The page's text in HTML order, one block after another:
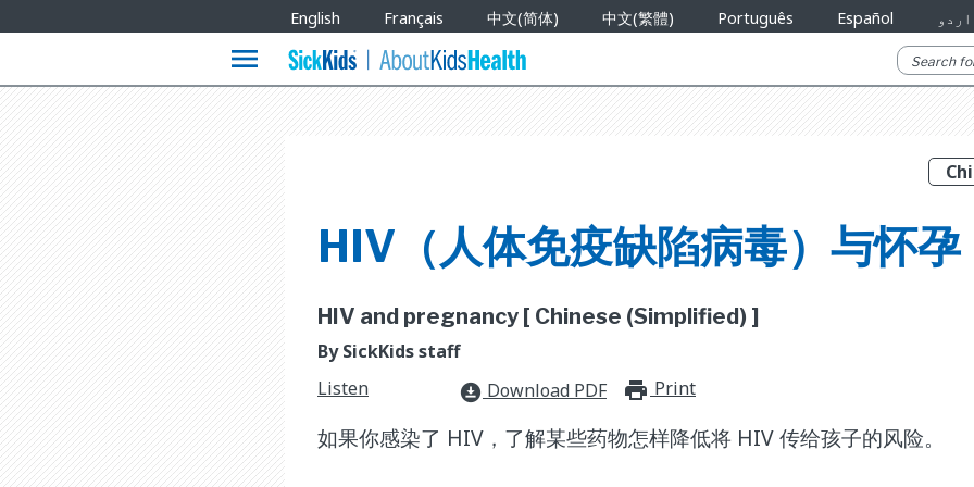
Languages
English Français 中文(简体) 中文(繁體) Português Español اردو
menu
HIV（人体免疫缺陷病毒）与怀孕
HIV and pregnancy [ Chinese (Simplified) ]
By SickKids staff
Listen
download_for_offline Download PDF print_for_offline
Print
如果你感染了 HIV，了解某些药物怎样降低将 HIV 传给孩子的风险。